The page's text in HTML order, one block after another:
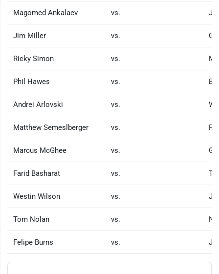
Magomed Ankalaev vs.
Jim Miller vs.
Ricky Simon vs.
Phil Hawes vs.
Andrei Arlovski vs.
Matthew Semeslberger vs.
Marcus McGhee vs.
Farid Basharat vs.
Westin Wilson vs.
Tom Nolan vs.
Felipe Burns vs.